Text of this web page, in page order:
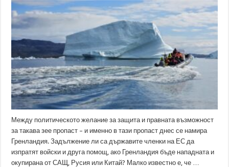
Между политическото желание за защита и правната възможност
за такава зее пропаст – и именно в тази пропаст днес се намира
Гренландия. Задължение ли са държавите членки на ЕС да
изпратят войски и друга помощ, ако Гренландия бъде нападната и
окупирана от САЩ, Русия или Китай? Малко известно е, че …